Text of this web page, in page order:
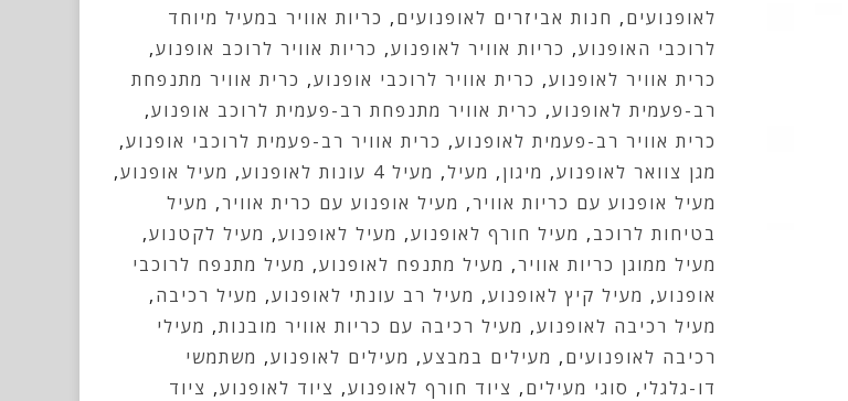
לאופנועים, חנות אביזרים לאופנועים, כריות אוויר במעיל מיוחד
לרוכבי האופנוע, כריות אוויר לאופנוע, כריות אוויר לרוכב אופנוע,
כרית אוויר לאופנוע, כרית אוויר לרוכבי אופנוע, כרית אוויר מתנפחת
רב-פעמית לאופנוע, כרית אוויר מתנפחת רב-פעמית לרוכב אופנוע,
כרית אוויר רב-פעמית לאופנוע, כרית אוויר רב-פעמית לרוכבי אופנוע,
מגן צוואר לאופנוע, מיגון, מעיל, מעיל 4 עונות לאופנוע , מעיל אופנוע,
מעיל אופנוע עם כריות אוויר, מעיל אופנוע עם כרית אוויר, מעיל
בטיחות לרוכב, מעיל חורף לאופנוע, מעיל לאופנוע, מעיל לקטנוע,
מעיל ממוגן כריות אוויר, מעיל מתנפח לאופנוע, מעיל מתנפח לרוכבי
אופנוע, מעיל קיץ לאופנוע, מעיל רב עונתי לאופנוע, מעיל רכיבה,
מעיל רכיבה לאופנוע, מעיל רכיבה עם כריות אוויר מובנות, מעילי
רכיבה לאופנועים, מעילים במבצע, מעילים לאופנוע, משתמשי
דו-גלגלי, סוגי מעילים, ציוד חורף לאופנוע, ציוד לאופנוע, ציוד